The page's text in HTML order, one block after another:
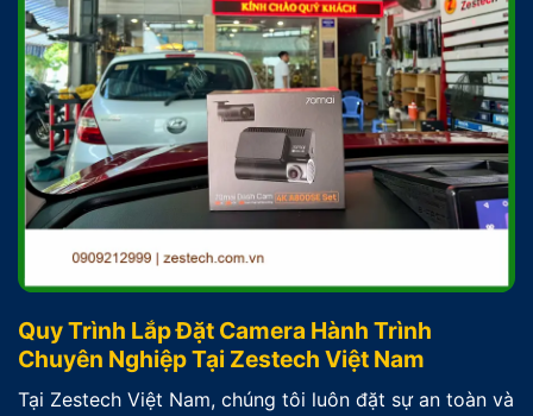
Quy Trình Lắp Đặt Camera Hành Trình
Chuyên Nghiệp Tại Zestech Việt Nam
Tại Zestech Việt Nam, chúng tôi luôn đặt sự an toàn và